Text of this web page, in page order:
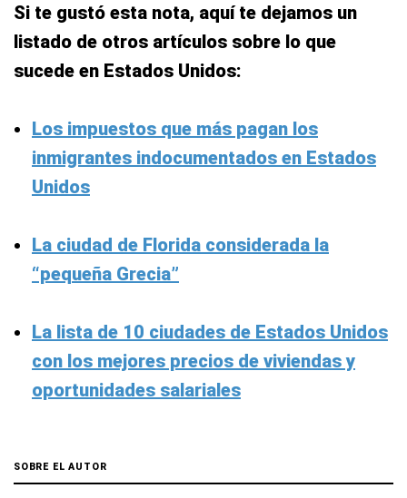
Si te gustó esta nota, aquí te dejamos un
listado de otros artículos sobre lo que
sucede en Estados Unidos:
Los impuestos que más pagan los
inmigrantes indocumentados en Estados
Unidos
La ciudad de Florida considerada la
“pequeña Grecia”
La lista de 10 ciudades de Estados Unidos
con los mejores precios de viviendas y
oportunidades salariales
SOBRE EL AUTOR